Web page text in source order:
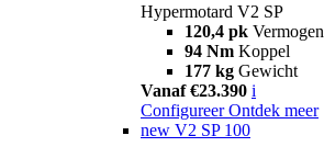
Hypermotard V2 SP
120,4 pk Vermogen
94 Nm Koppel
177 kg Gewicht
Vanaf €23.390 i
Configureer Ontdek meer
new V2 SP 100